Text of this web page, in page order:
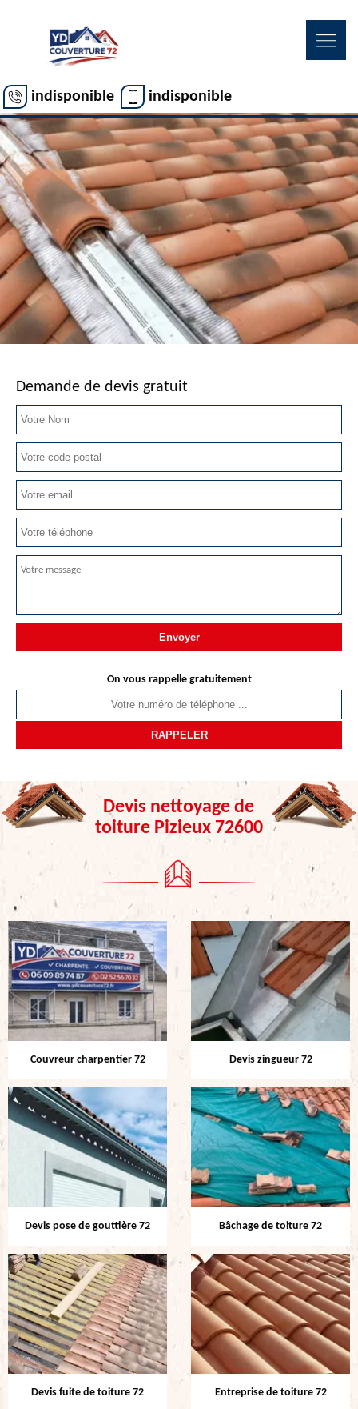
indisponible indisponible
Demande de devis gratuit
On vous rappelle gratuitement
Devis nettoyage de
toiture Pizieux 72600
Couvreur charpentier 72 Devis zingueur 72
Devis pose de gouttière 72 Bâchage de toiture 72
Devis fuite de toiture 72 Entreprise de toiture 72